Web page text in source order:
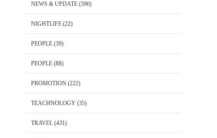
NEWS & UPDATE (590)
NIGHTLIFE (22)
PEOPLE (39)
PEOPLE (88)
PROMOTION (222)
TEACHNOLOGY (35)
TRAVEL (431)